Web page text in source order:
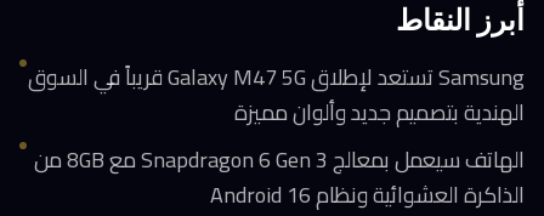
أبرز النقاط
Samsung تستعد لإطلاق Galaxy M47 5G قريباً في السوق
الهندية بتصميم جديد وألوان مميزة
الهاتف سيعمل بمعالج Snapdragon 6 Gen 3 مع 8GB من
الذاكرة العشوائية ونظام Android 16